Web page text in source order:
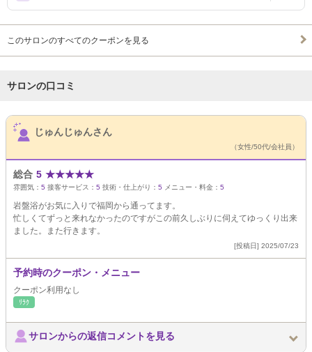
このサロンのすべてのクーポンを見る
サロンの口コミ
サロンPick Up
じゅんじゅんさん
（女性/50代/会社員）
総合 5 ★★★★★
雰囲気： 5 接客サービス： 5 技術・仕上がり： 5 メニュー・料金： 5
岩盤浴がお気に入りで福岡から通ってます。
忙しくてずっと来れなかったのですがこの前久しぶりに伺えてゆっくり出来
ました。また行きます。
[投稿日] 2025/07/23
予約時のクーポン・メニュー
クーポン利用なし
ﾘﾗｸ
サロンからの返信コメントを見る